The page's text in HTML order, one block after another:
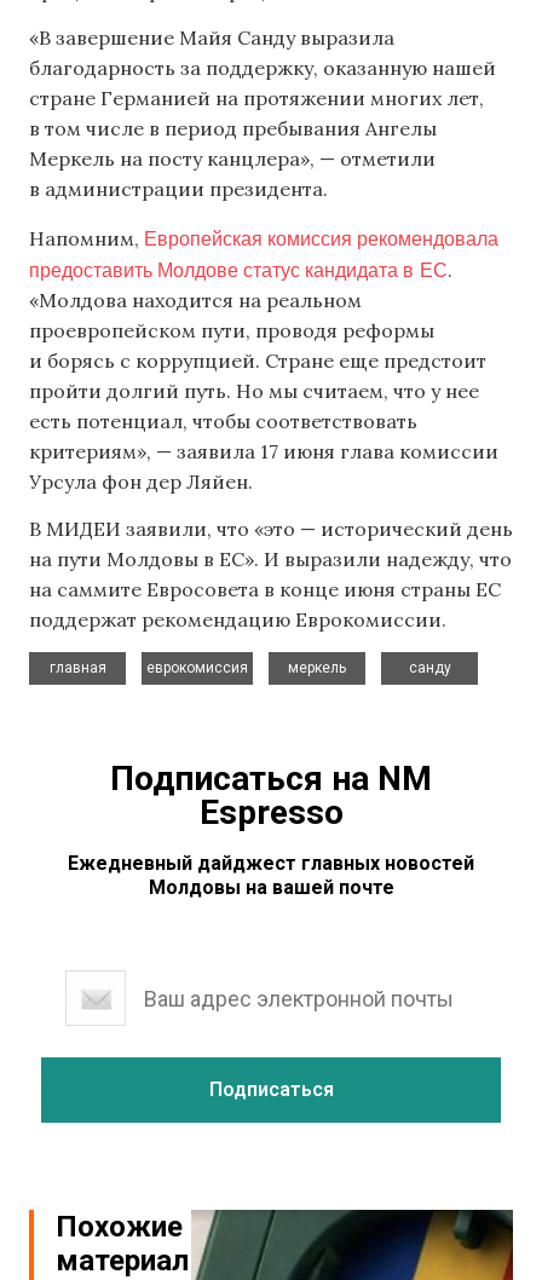
«В завершение Майя Санду выразила
благодарность за поддержку, оказанную нашей
стране Германией на протяжении многих лет,
в том числе в период пребывания Ангелы
Меркель на посту канцлера», — отметили
в администрации президента.
Напомним, Европейская комиссия рекомендовала
предоставить Молдове статус кандидата в ЕС.
«Молдова находится на реальном
проевропейском пути, проводя реформы
и борясь с коррупцией. Стране еще предстоит
пройти долгий путь. Но мы считаем, что у нее
есть потенциал, чтобы соответствовать
критериям», — заявила 17 июня глава комиссии
Урсула фон дер Ляйен.
В МИДЕИ заявили, что «это — исторический день
на пути Молдовы в ЕС». И выразили надежду, что
на саммите Евросовета в конце июня страны ЕС
поддержат рекомендацию Еврокомиссии.
главная
еврокомиссия
меркель
санду
Подписаться на NM
Espresso
Ежедневный дайджест главных новостей
Молдовы на вашей почте
Похожие
материалы